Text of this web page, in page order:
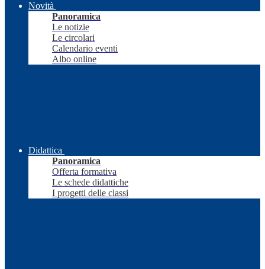
Novità
Panoramica
Le notizie
Le circolari
Calendario eventi
Albo online
Didattica
Panoramica
Offerta formativa
Le schede didattiche
I progetti delle classi